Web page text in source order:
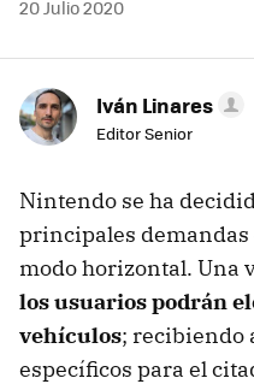
20 Julio 2020
Iván Linares
Editor Senior
Nintendo se ha
principales demandas
modo horizontal. Una
los usuarios podrán
vehículos; recibiendo
específicos para el